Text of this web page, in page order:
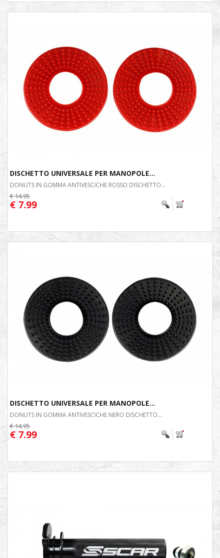
DISCHETTO UNIVERSALE PER MANOPOLE...
DONUTS IN GOMMA ANTIVESCICHE ROSSO DISCHETTO...
€ 14.95
€ 7.99
DISCHETTO UNIVERSALE PER MANOPOLE...
DONUTS IN GOMMA ANTIVESCICHE NERO DISCHETTO...
€ 14.95
€ 7.99